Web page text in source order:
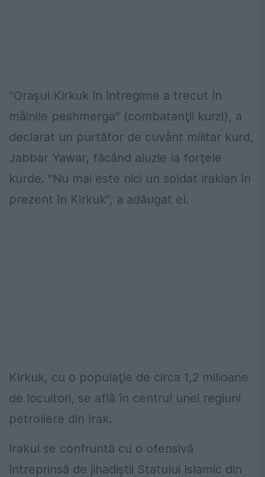
''Oraşul Kirkuk în întregime a trecut în
mâinile peshmerga'' (combatanţii kurzi), a
declarat un purtător de cuvânt militar kurd,
Jabbar Yawar, făcând aluzie la forţele
kurde. ''Nu mai este nici un soldat irakian în
prezent în Kirkuk'', a adăugat el.
Kirkuk, cu o populaţie de circa 1,2 milioane
de locuitori, se află în centrul unei regiuni
petroliere din Irak.
Irakul se confruntă cu o ofensivă
întreprinsă de jihadiştii Statului Islamic din